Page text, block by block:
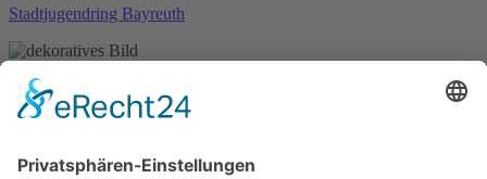
Stadtjugendring Bayreuth
zurück
Newsletter abonnieren